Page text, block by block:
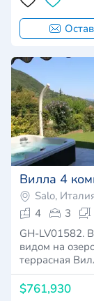
Вилла 4
Salo,
4
3
GH-LV01582.
видом на
террасная
неболь…
$761,930